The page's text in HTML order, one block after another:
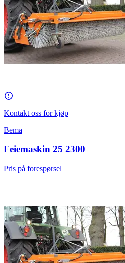
Kontakt oss for kjøp
Bema
Feiemaskin 25 2300
Pris på forespørsel